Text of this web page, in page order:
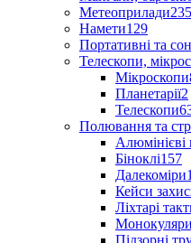
Метеоприлади235
Намети129
Портативні та
Телескопи,
Мікроскопи
Планетарії2
Телескопи
Полювання та
Біноклі157
Далекоміри
Кейси
Ліхтарі
Монокуляри
Підзорні